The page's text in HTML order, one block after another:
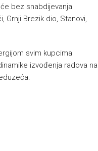
bez snabdijevanja
Grnji Brezik dio, Stanovi,
svim kupcima
izvođenja radova na